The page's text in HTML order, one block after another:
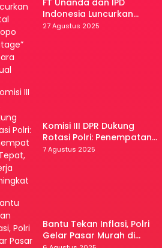
FT Unanda dan IPD
Indonesia Luncurkan
Portal “Palopo Heritage”
27 Agustus 2025
Komisi III DPR Dukung
Rotasi Polri: Penempatan
Tepat, Kinerja Meningkat
7 Agustus 2025
Bantu Tekan Inflasi, Polri
Gelar Pasar Murah di